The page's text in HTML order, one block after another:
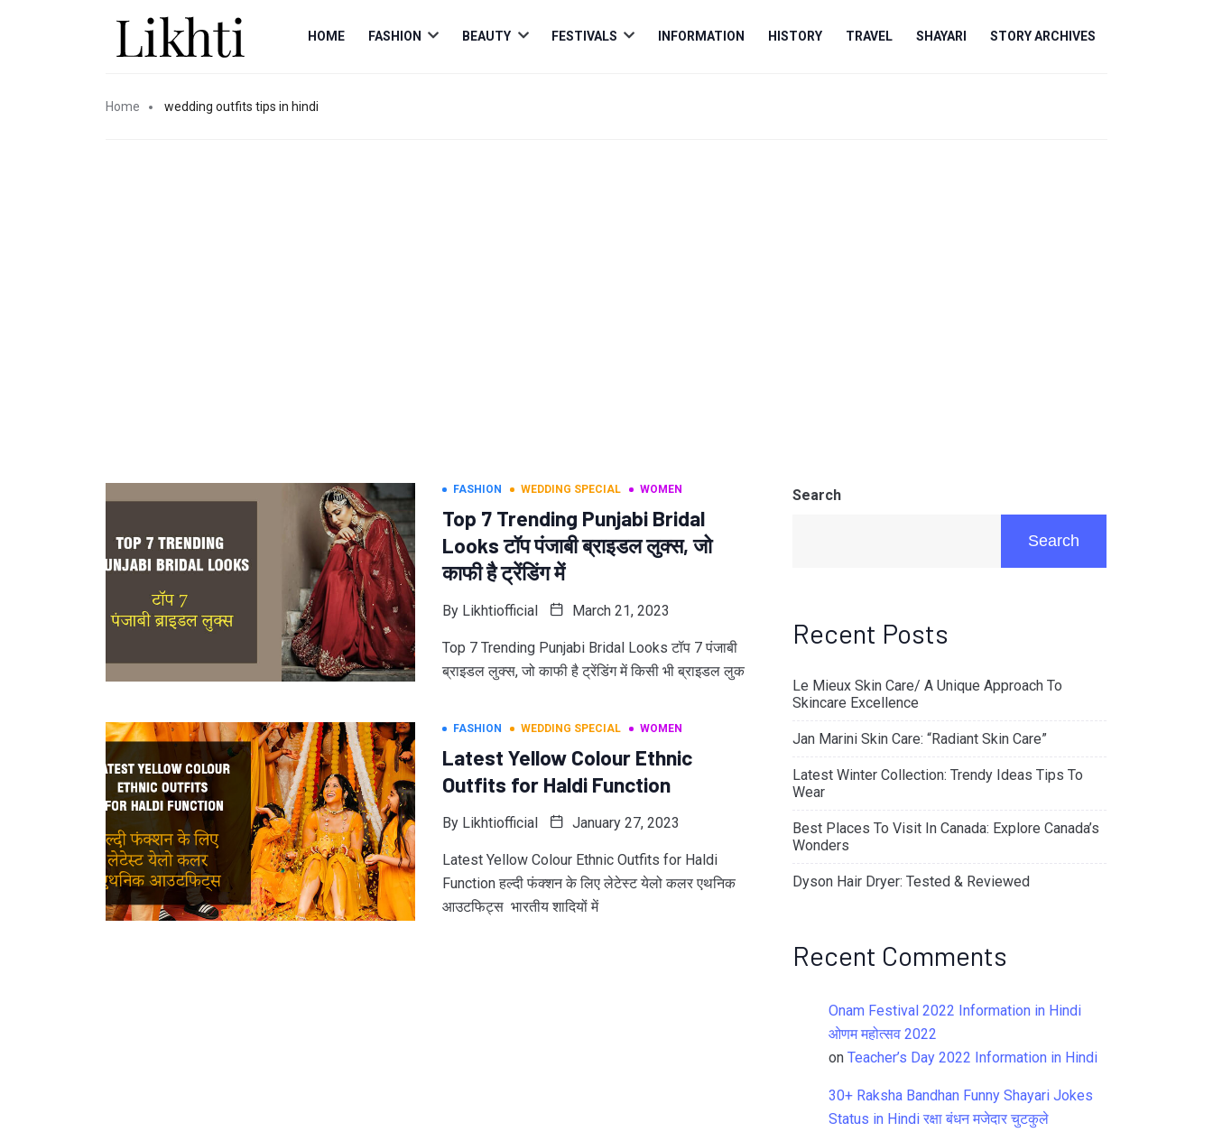
HOME FASHION
OpenBEAUTY
OpenFESTIVALS
OpenINFORMATION HISTORY TRAVEL SHAYARI STORY ARCHIVES
Home wedding outfits tips in hindi
FASHION WEDDING SPECIAL WOMEN
Top 7 Trending Punjabi Bridal
Looks टॉप पंजाबी ब्राइडल लुक्स, जो
काफी है ट्रेंडिंग में
By Likhtiofficial March 21, 2023
Top 7 Trending Punjabi Bridal Looks टॉप 7 पंजाबी
ब्राइडल लुक्स, जो काफी है ट्रेंडिंग में किसी भी ब्राइडल लुक
FASHION WEDDING SPECIAL WOMEN
Latest Yellow Colour Ethnic
Outfits for Haldi Function
By Likhtiofficial January 27, 2023
Latest Yellow Colour Ethnic Outfits for Haldi
Function हल्दी फंक्शन के लिए लेटेस्ट येलो कलर एथनिक
आउटफिट्स भारतीय शादियों में
Search
Search
Recent Posts
Le Mieux Skin Care/ A Unique Approach To
Skincare Excellence
Jan Marini Skin Care: “Radiant Skin Care”
Latest Winter Collection: Trendy Ideas Tips To
Wear
Best Places To Visit In Canada: Explore Canada’s
Wonders
Dyson Hair Dryer: Tested & Reviewed
Recent Comments
Onam Festival 2022 Information in Hindi
ओणम महोत्सव 2022
on Teacher’s Day 2022 Information in Hindi
30+ Raksha Bandhan Funny Shayari Jokes
Status in Hindi रक्षा बंधन मजेदार चुटकुले